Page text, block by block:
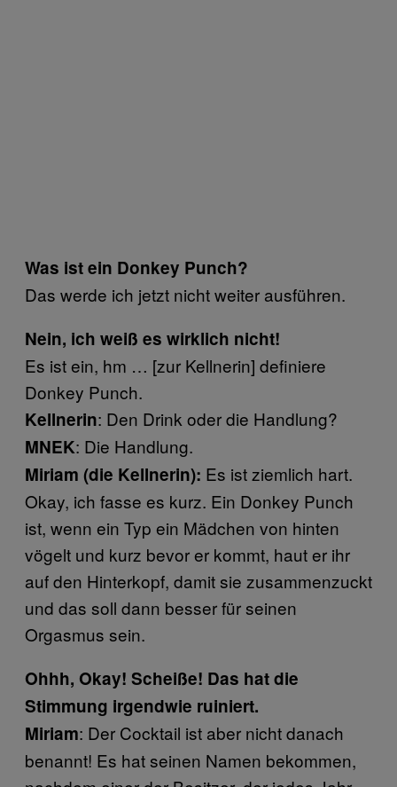
Was ist ein Donkey Punch?
Das werde ich jetzt nicht weiter ausführen.
Nein, ich weiß es wirklich nicht!
Es ist ein, hm … [zur Kellnerin] definiere
Donkey Punch.
Kellnerin: Den Drink oder die Handlung?
MNEK: Die Handlung.
Miriam (die Kellnerin): Es ist ziemlich hart.
Okay, ich fasse es kurz. Ein Donkey Punch
ist, wenn ein Typ ein Mädchen von hinten
vögelt und kurz bevor er kommt, haut er ihr
auf den Hinterkopf, damit sie zusammenzuckt
und das soll dann besser für seinen
Orgasmus sein.
Ohhh, Okay! Scheiße! Das hat die
Stimmung irgendwie ruiniert.
Miriam: Der Cocktail ist aber nicht danach
benannt! Es hat seinen Namen bekommen,